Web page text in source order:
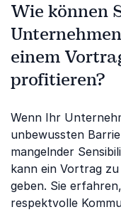
Wie können
einem
profitieren?
Wenn Ihr
unbewussten
mangelnder
kann ein Vortrag
geben. Sie
respektvolle